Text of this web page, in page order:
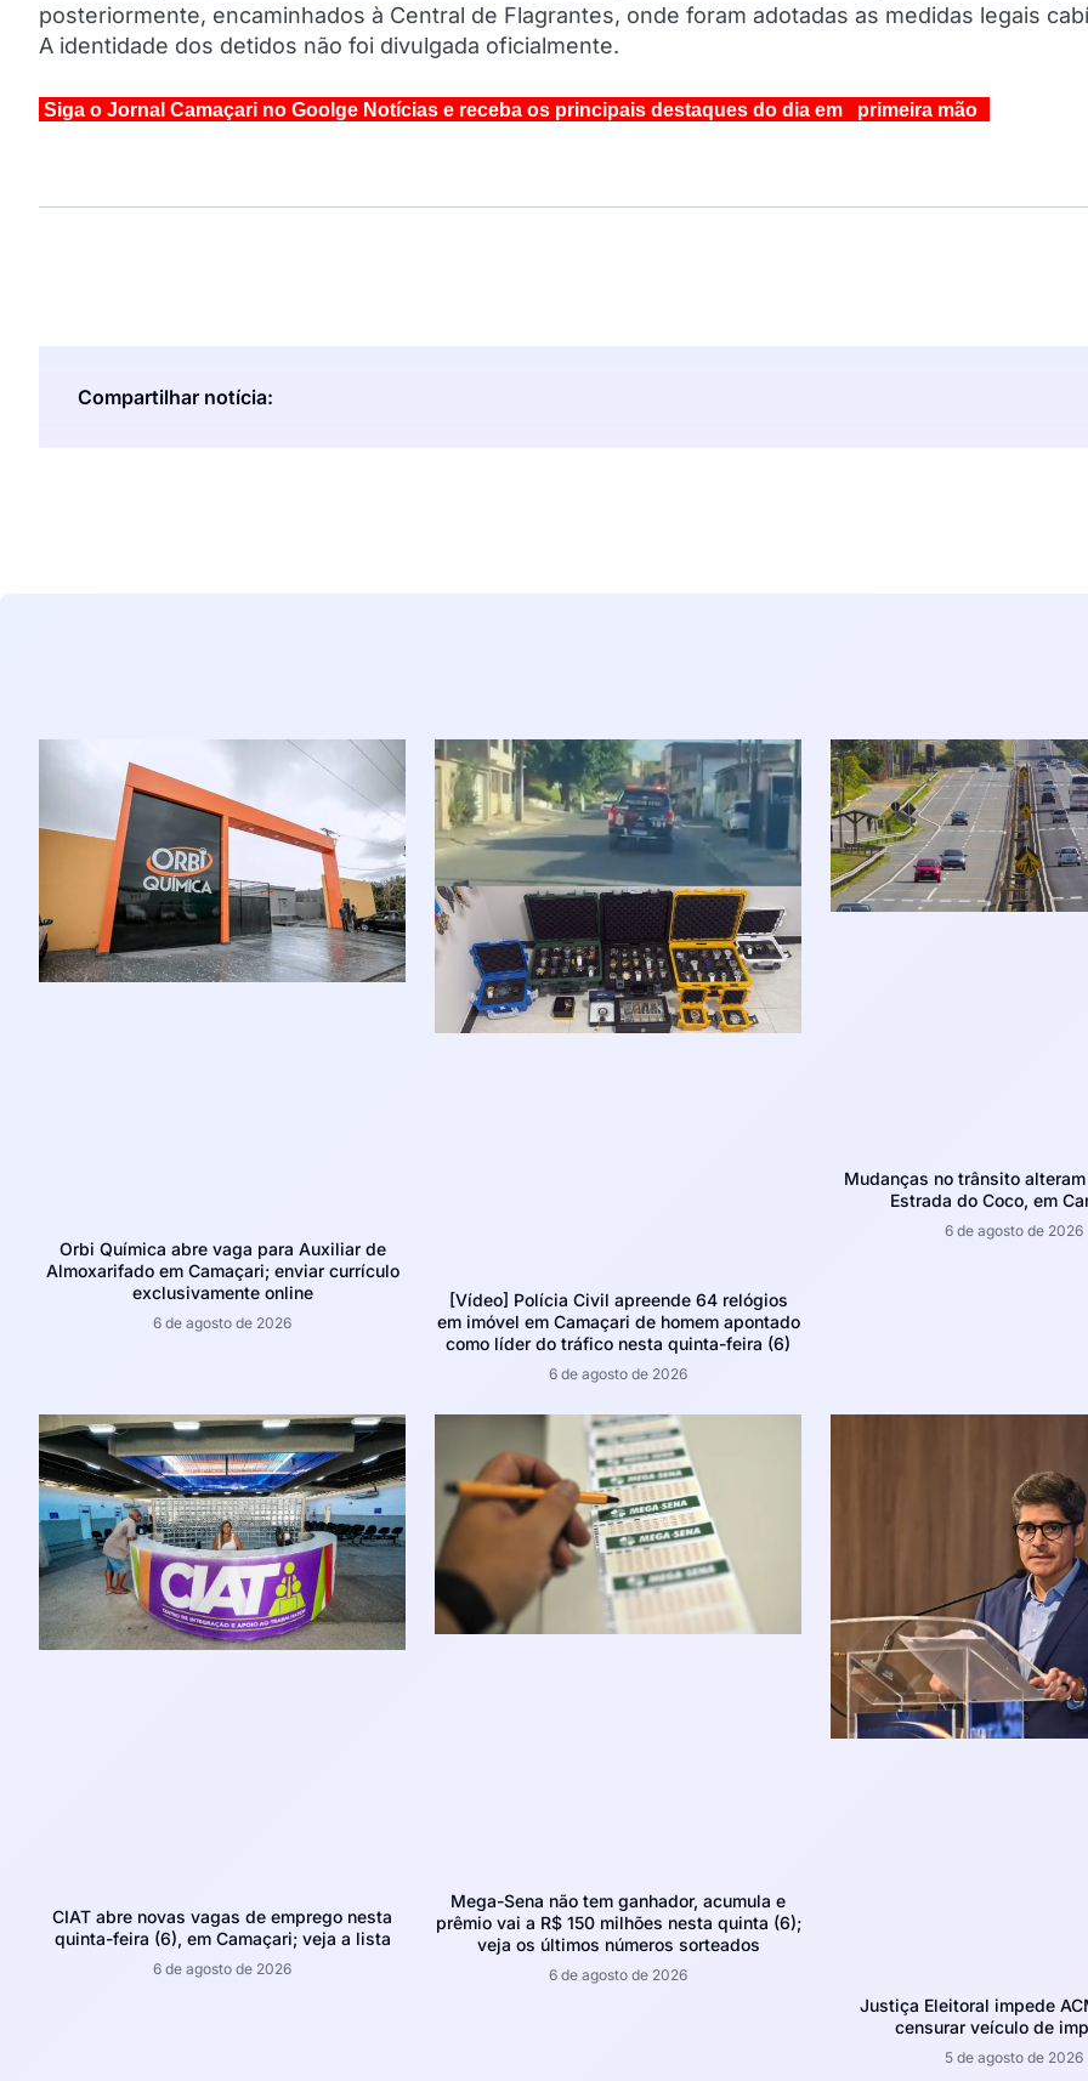
posteriormente, encaminhados à Central de Flagrantes, onde foram adotadas as medidas legais
A identidade dos detidos não foi divulgada oficialmente.
Siga o Jornal Camaçari no Goolge Notícias e receba os principais destaques do dia em primeira mão
Compartilhar notícia:
Orbi Química abre vaga para Auxiliar de
Almoxarifado em Camaçari; enviar currículo
exclusivamente online
6 de agosto de 2026
[Vídeo] Polícia Civil apreende 64 relógios
em imóvel em Camaçari de homem apontado
como líder do tráfico nesta quinta-feira (6)
6 de agosto de 2026
Mudanças no trânsito
Estrada do Coco, em
6 de agosto de 2026
CIAT abre novas vagas de emprego nesta
quinta-feira (6), em Camaçari; veja a lista
6 de agosto de 2026
Mega-Sena não tem ganhador, acumula e
prêmio vai a R$ 150 milhões nesta quinta (6);
veja os últimos números sorteados
6 de agosto de 2026
Justiça Eleitoral impede
censurar veículo de
5 de agosto de 2026